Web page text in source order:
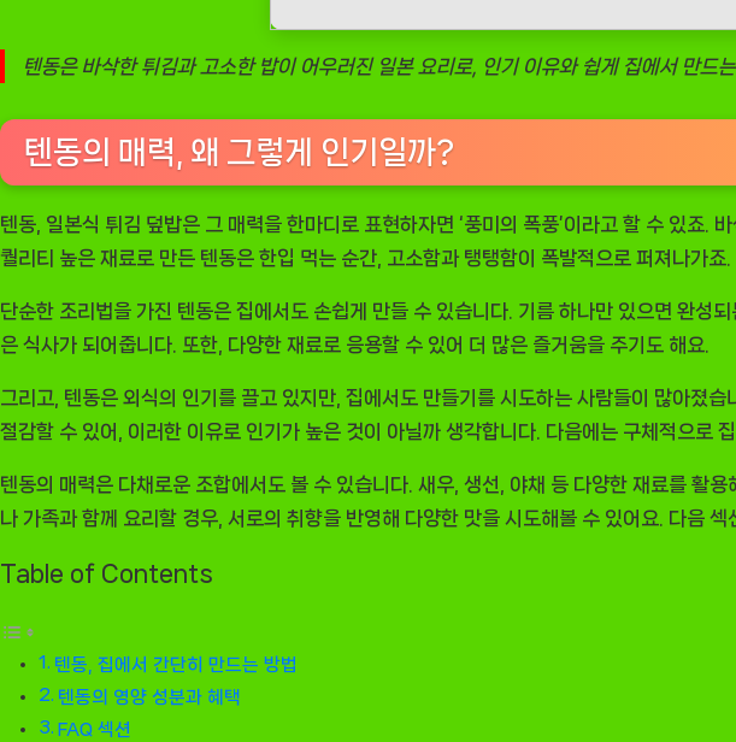
텐동은 바삭한 튀김과 고소한 밥이 어우러진 일본 요리로, 인기 이유와 쉽게 집에서 만드
텐동의 매력, 왜 그렇게 인기일까?
텐동, 일본식 튀김 덮밥은 그 매력을 한마디로 표현하자면 ‘풍미의 폭풍’이라고 할 수 있죠.
퀄리티 높은 재료로 만든 텐동은 한입 먹는 순간, 고소함과 탱탱함이 폭발적으로 퍼져나가
단순한 조리법을 가진 텐동은 집에서도 손쉽게 만들 수 있습니다. 기름 하나만 있으면 완성
은 식사가 되어줍니다. 또한, 다양한 재료로 응용할 수 있어 더 많은 즐거움을 주기도 해요.
그리고, 텐동은 외식의 인기를 끌고 있지만, 집에서도 만들기를 시도하는 사람들이 많아졌
절감할 수 있어, 이러한 이유로 인기가 높은 것이 아닐까 생각합니다. 다음에는 구체적으로
텐동의 매력은 다채로운 조합에서도 볼 수 있습니다. 새우, 생선, 야채 등 다양한 재료를 활
나 가족과 함께 요리할 경우, 서로의 취향을 반영해 다양한 맛을 시도해볼 수 있어요. 다음
Table of Contents
텐동, 집에서 간단히 만드는 방법
텐동의 영양 성분과 혜택
FAQ 섹션